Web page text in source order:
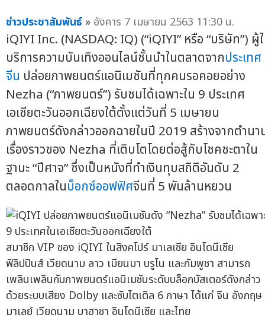
ข่าวประชาสัมพันธ์ » อังคาร 7 เมษายน 2563 11:30 น.
iQIYI Inc. (NASDAQ: IQ) (“iQIYI” หรือ “บริษัท”) ผู้
บริการความบันเทิงออนไลน์ชั้นนำในตลาดจากประเทศ
จีน ปล่อยภาพยนตร์แอนิเมชันที่ทุกคนรอคอยอย่าง
Nezha (“ภาพยนตร์”) รับชมได้เฉพาะใน 9 ประเทศ
เอเชียตะวันออกเฉียงใต้ตั้งแต่วันที่ 5 เมษายน
ภาพยนตร์ดังกล่าวออกฉายในปี 2019 สร้างจากตำนา
เรื่องราวของ Nezha ที่เติบโตโดยต่อสู้กับโชคชะตาใน
ฐานะ “ปีศาจ” ซึ่งเป็นหนังที่ทำเงินทุบสถิติอันดับ 2
ตลอดกาลในบ็อกซ์ออฟฟิศจีนที่ 5 พันล้านหยวน
สมาชิก VIP ของ iQIYI ในสิงคโปร์ มาเลเซีย อินโดนีเซีย
ฟิลิปปินส์ เวียดนาม ลาว เมียนมา บรูไน และกัมพูชา สามารถ
เพลินเพลินกับภาพยนตร์แอนิเมชันระดับบล็อกบัสเตอร์ดังกล่าว
ด้วยระบบเสียง Dolby และซับไตเติล 6 ภาษา ได้แก่ จีน อังกฤษ
มาเลย์ เวียดนาม บาฮาซา อินโดนีเซีย และไทย